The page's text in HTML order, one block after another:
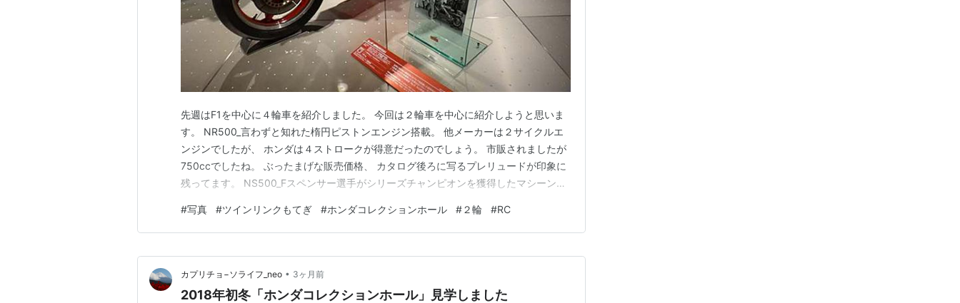
先週はF1を中心に４輪車を紹介しました。 今回は２輪車を中心に紹介しようと思いま
す。 NR500_言わずと知れた楕円ピストンエンジン搭載。 他メーカーは２サイクルエ
ンジンでしたが、 ホンダは４ストロークが得意だったのでしょう。 市販されましたが
750ccでしたね。 ぶったまげな販売価格、 カタログ後ろに写るプレリュードが印象に
残ってます。 NS500_Fスペンサー選手がシリーズチャンピオンを獲得したマシーン。
でも頭から離れません。 elf-3_エンジンがホンダNS500、独特なフレーム形状が印象
的。 スタート…
#写真 #ツインリンクもてぎ #ホンダコレクションホール #２輪 #RC
カプリチョ−ソライフ_neo • 3ヶ月前
2018年初冬「ホンダコレクションホール」見学しました